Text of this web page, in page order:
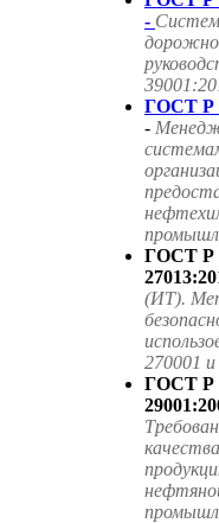
-
ГОСТ Р
-
ГОСТ
(ИТ).
270001
ГОСТ